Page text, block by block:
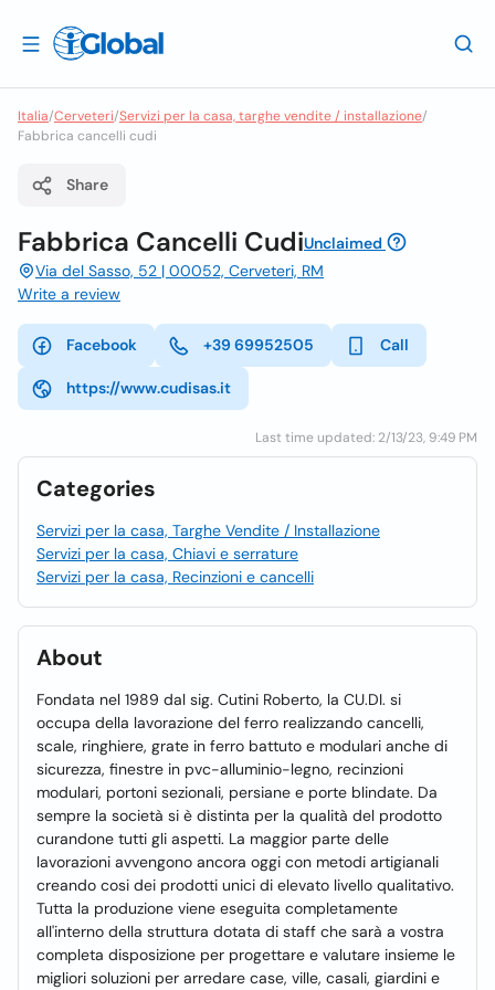
Italia/Cerveteri/Servizi per la casa, targhe vendite / installazione/
Fabbrica cancelli cudi
Share
Fabbrica Cancelli CudiUnclaimed
Via del Sasso, 52 | 00052, Cerveteri, RM
Write a review
Facebook +39 69952505 Call
https://www.cudisas.it
Last time updated: 2/13/23, 9:49 PM
Categories
Servizi per la casa, Targhe Vendite / Installazione
Servizi per la casa, Chiavi e serrature
Servizi per la casa, Recinzioni e cancelli
About
Fondata nel 1989 dal sig. Cutini Roberto, la CU.DI. si
occupa della lavorazione del ferro realizzando cancelli,
scale, ringhiere, grate in ferro battuto e modulari anche di
sicurezza, finestre in pvc-alluminio-legno, recinzioni
modulari, portoni sezionali, persiane e porte blindate. Da
sempre la società si è distinta per la qualità del prodotto
curandone tutti gli aspetti. La maggior parte delle
lavorazioni avvengono ancora oggi con metodi artigianali
creando cosi dei prodotti unici di elevato livello qualitativo.
Tutta la produzione viene eseguita completamente
all'interno della struttura dotata di staff che sarà a vostra
completa disposizione per progettare e valutare insieme le
migliori soluzioni per arredare case, ville, casali, giardini e